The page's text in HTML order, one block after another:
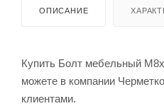
ОПИСАНИЕ
Купить Болт мебельный
можете в компании
клиентами.